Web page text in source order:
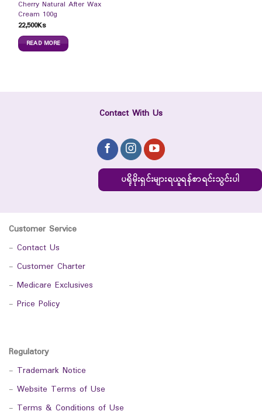
Cherry Natural After Wax
Cream 100g
22,500Ks
READ MORE
Contact With Us
ပရိုမိုးရှင်းများရယူရန်စာရင်းသွင်းပါ
Customer Service
- Contact Us
- Customer Charter
- Medicare Exclusives
- Price Policy
Regulatory
- Trademark Notice
- Website Terms of Use
- Terms & Conditions of Use